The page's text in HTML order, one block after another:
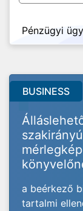
Pénzügyi
BUSINESS
a beérkező
tartalmi